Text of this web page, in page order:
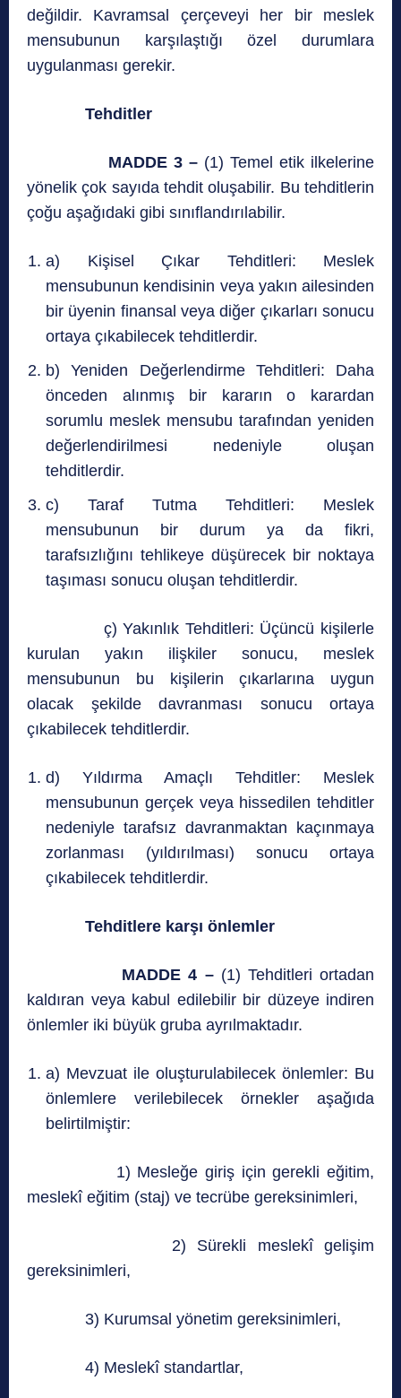
değildir. Kavramsal çerçeveyi her bir meslek
mensubunun karşılaştığı özel durumlara
uygulanması gerekir.
Tehditler
MADDE 3 – (1) Temel etik ilkelerine
yönelik çok sayıda tehdit oluşabilir. Bu tehditlerin
çoğu aşağıdaki gibi sınıflandırılabilir.
a) Kişisel Çıkar Tehditleri: Meslek
mensubunun kendisinin veya yakın ailesinden
bir üyenin finansal veya diğer çıkarları sonucu
ortaya çıkabilecek tehditlerdir.
b) Yeniden Değerlendirme Tehditleri: Daha
önceden alınmış bir kararın o karardan
sorumlu meslek mensubu tarafından yeniden
değerlendirilmesi nedeniyle oluşan
tehditlerdir.
c) Taraf Tutma Tehditleri: Meslek
mensubunun bir durum ya da fikri,
tarafsızlığını tehlikeye düşürecek bir noktaya
taşıması sonucu oluşan tehditlerdir.
ç) Yakınlık Tehditleri: Üçüncü kişilerle
kurulan yakın ilişkiler sonucu, meslek
mensubunun bu kişilerin çıkarlarına uygun
olacak şekilde davranması sonucu ortaya
çıkabilecek tehditlerdir.
d) Yıldırma Amaçlı Tehditler: Meslek
mensubunun gerçek veya hissedilen tehditler
nedeniyle tarafsız davranmaktan kaçınmaya
zorlanması (yıldırılması) sonucu ortaya
çıkabilecek tehditlerdir.
Tehditlere karşı önlemler
MADDE 4 – (1) Tehditleri ortadan
kaldıran veya kabul edilebilir bir düzeye indiren
önlemler iki büyük gruba ayrılmaktadır.
a) Mevzuat ile oluşturulabilecek önlemler: Bu
önlemlere verilebilecek örnekler aşağıda
belirtilmiştir:
1) Mesleğe giriş için gerekli eğitim,
meslekî eğitim (staj) ve tecrübe gereksinimleri,
2) Sürekli meslekî gelişim
gereksinimleri,
3) Kurumsal yönetim gereksinimleri,
4) Meslekî standartlar,